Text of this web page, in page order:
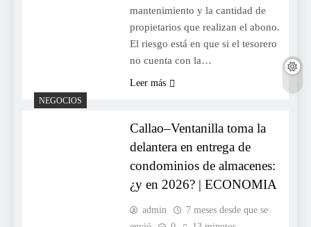
mantenimiento y la cantidad de
propietarios que realizan el abono.
El riesgo está en que si el tesorero
no cuenta con la…
Leer más
NEGOCIOS
Callao–Ventanilla toma la
delantera en entrega de
condominios de almacenes:
¿y en 2026? | ECONOMIA
admin
7 meses desde que se